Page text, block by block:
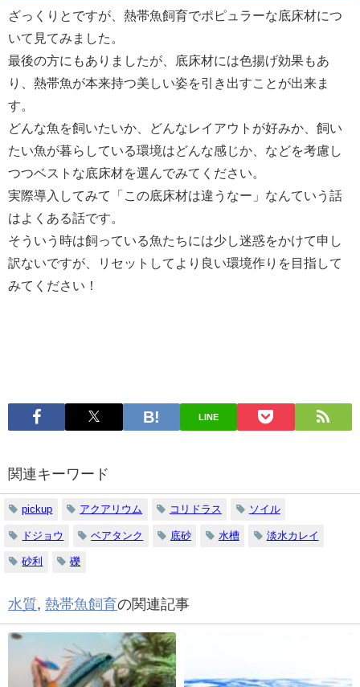
ざっくりとですが、熱帯魚飼育でポピュラーな底床材につ
いて見てみました。
最後の方にもありましたが、底床材には色揚げ効果もあ
り、熱帯魚が本来持つ美しい姿を引き出すことが出来ま
す。
どんな魚を飼いたいか、どんなレイアウトが好みか、飼い
たい魚が暮らしている環境はどんな感じか、などを考慮し
つつベストな底床材を選んでみてください。
実際導入してみて「この底床材は違うなー」なんていう話
はよくある話です。
そういう時は飼っている魚たちには少し迷惑をかけて申し
訳ないですが、リセットしてより良い環境作りを目指して
みてください！
LINE
関連キーワード
pickup アクアリウム コリドラス ソイル
ドジョウ ベアタンク 底砂 水槽 淡水カレイ
砂利 礫
水質, 熱帯魚飼育の関連記事